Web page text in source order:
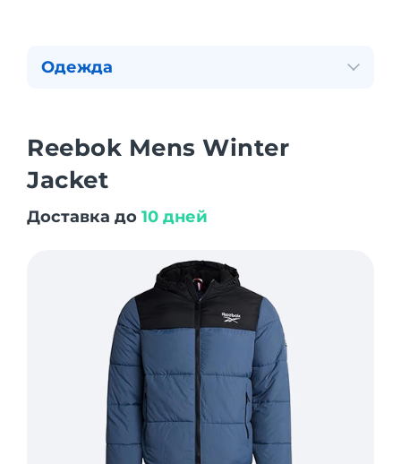
Одежда
Reebok Mens Winter
Jacket
Доставка до 10 дней